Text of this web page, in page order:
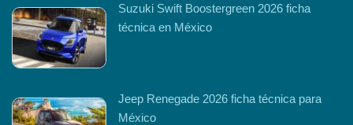
Suzuki Swift Boostergreen 2026 ficha
técnica en México
Jeep Renegade 2026 ficha técnica para
México